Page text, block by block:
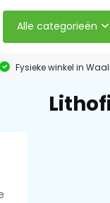
Alle categorieën
Fysieke winkel in